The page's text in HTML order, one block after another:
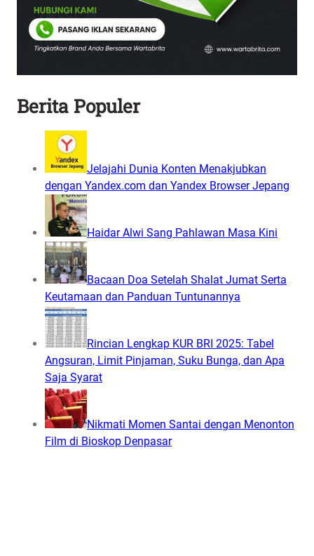
Berita Populer
Jelajahi Dunia Konten Menakjubkan
dengan Yandex.com dan Yandex Browser Jepang
Haidar Alwi Sang Pahlawan Masa Kini
Bacaan Doa Setelah Shalat Jumat Serta
Keutamaan dan Panduan Tuntunannya
Rincian Lengkap KUR BRI 2025: Tabel
Angsuran, Limit Pinjaman, Suku Bunga, dan Apa
Saja Syarat
Nikmati Momen Santai dengan Menonton
Film di Bioskop Denpasar